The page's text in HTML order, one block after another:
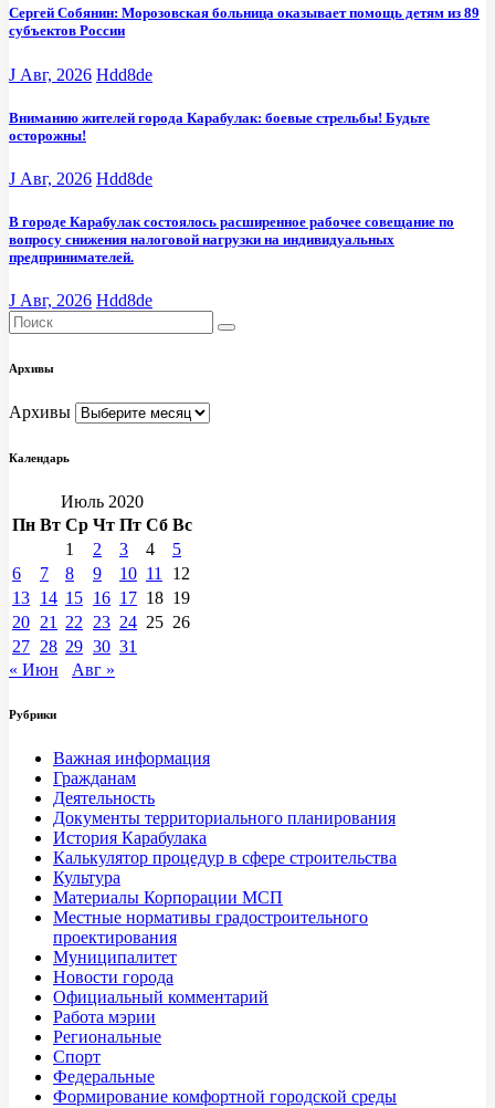
Сергей Собянин: Морозовская больница оказывает помощь детям из 89
субъектов России
J Авг, 2026 Hdd8de
Вниманию жителей города Карабулак: боевые стрельбы! Будьте
осторожны!
J Авг, 2026 Hdd8de
В городе Карабулак состоялось расширенное рабочее совещание по
вопросу снижения налоговой нагрузки на индивидуальных
предпринимателей.
J Авг, 2026 Hdd8de
Архивы
Архивы
Календарь
Июль 2020
Пн Вт Ср Чт Пт Сб Вс
1
2 3 4
5
6
7 8 9 10 11
12
13 14 15 16 17 18 19
20 21 22 23 24 25 26
27 28 29 30 31
« Июн
Авг »
Рубрики
Важная информация
Гражданам
Деятельность
Документы территориального планирования
История Карабулака
Калькулятор процедур в сфере строительства
Культура
Материалы Корпорации МСП
Местные нормативы градостроительного
проектирования
Муниципалитет
Новости города
Официальный комментарий
Работа мэрии
Региональные
Спорт
Федеральные
Формирование комфортной городской среды